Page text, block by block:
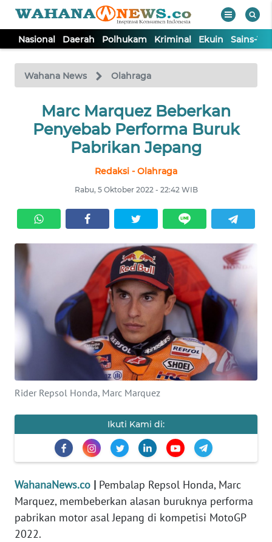
Nasional Daerah Polhukam Kriminal Ekuin Sains-
Wahana News Olahraga
Marc Marquez Beberkan
Penyebab Performa Buruk
Pabrikan Jepang
Redaksi - Olahraga
Rabu, 5 Oktober 2022 - 22:42 WIB
Rider Repsol Honda, Marc Marquez
Ikuti Kami di:
WahanaNews.co | Pembalap Repsol Honda, Marc
Marquez, membeberkan alasan buruknya performa
pabrikan motor asal Jepang di kompetisi MotoGP
2022.
TV
Tutup
NASIONAL
KRIMINAL
EKUIN
KESEHATAN
INTERNASIONAL
SERBA-SERBI
PENDIDIKAN
OLAHRAGA
OPINI
EDITORIAL